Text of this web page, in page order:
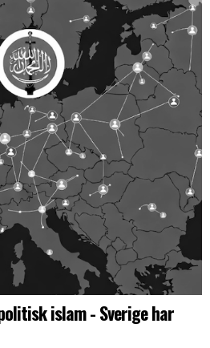
islam - Sverige har